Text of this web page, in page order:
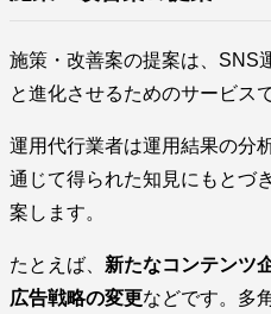
施策・改善案の提案は、SNS
と進化させるためのサービスで
運用代行業者は運用結果の分
通じて得られた知見にもとづ
案します。
たとえば、 新たなコンテンツ
広告戦略の変更などです。多